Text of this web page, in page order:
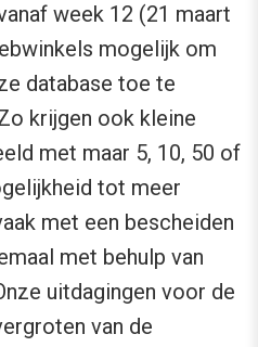
week 12 (21 maart
mogelijk om
database toe te
krijgen ook kleine
met maar 5, 10, 50 of
tot meer
met een bescheiden
met behulp van
uitdagingen voor de
van de